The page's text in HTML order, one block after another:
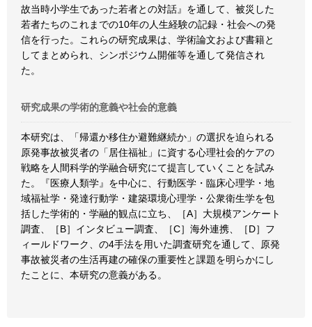
故当時小学生であった若者との対話』を通して、被災した
若者たちのこれまでの10年の人生経験の記録・社会への発
信を行った。これらの研究成果は、学術論文および書籍と
してまとめられ、シンポジウム開催等を通して発信され
た。
研究成果の学術的意義や社会的意義
本研究は、「帰還か移住か避難継続か」の選択を迫られる
原発事故被災者の「居住福祉」に資する心理社会的ケアの
戦略を人間科学的学融合研究にて提言していくことを試み
た。『医療人類学』を中心に、行動医学・臨床心理学・地
域福祉学・発達行動学・建築環境心理学・公衆衛生学を包
括した学術的・学融的観点に立ち、［A］大規模アンケート
調査、［B］インタビュー調査、［C］海外連携、［D］フ
ィールドワーク、の4手法を用いた調査研究を通して、原発
事故被災者の生活再建の確保の重要性と課題を明らかにし
たことに、本研究の意義がある。